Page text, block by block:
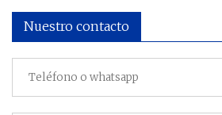
Nuestro contacto